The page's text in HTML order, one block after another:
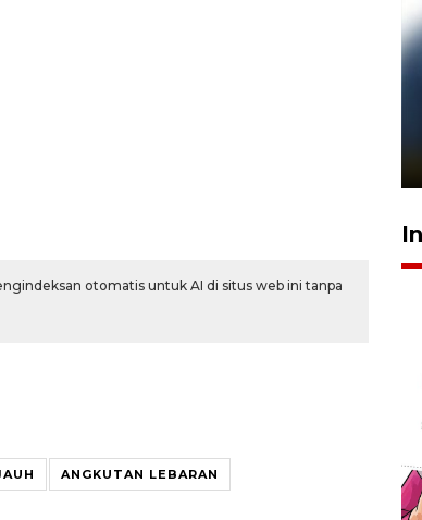
otomatis untuk AI di situs web ini tanpa
ANGKUTAN LEBARAN